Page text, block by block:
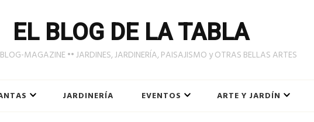
EL BLOG DE LA TABLA
MAGAZINE •• JARDINES, JARDINERÍA, PAISAJISMO y OTRAS BELLAS ARTES
JARDINERÍA EVENTOS ARTE Y JARDÍN